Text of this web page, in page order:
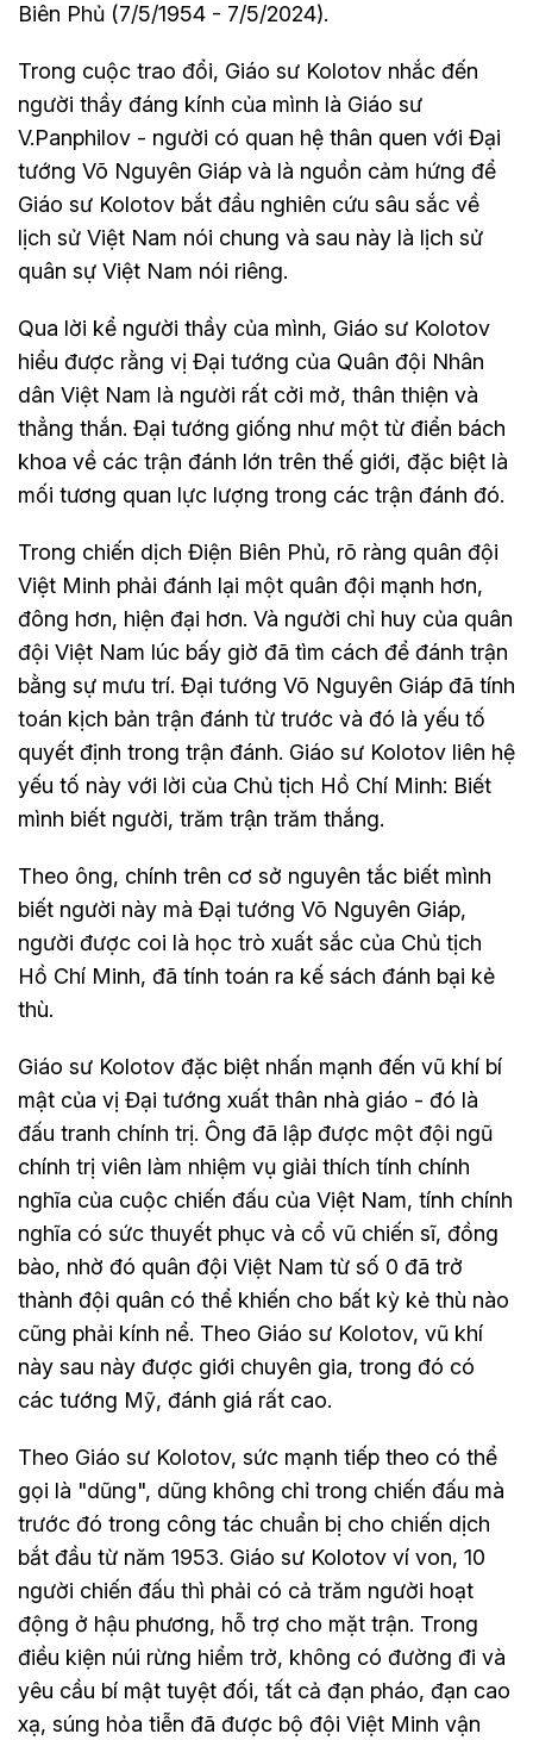
Biên Phủ (7/5/1954 - 7/5/2024).
Trong cuộc trao đổi, Giáo sư Kolotov nhắc đến
người thầy đáng kính của mình là Giáo sư
V.Panphilov - người có quan hệ thân quen với Đại
tướng Võ Nguyên Giáp và là nguồn cảm hứng để
Giáo sư Kolotov bắt đầu nghiên cứu sâu sắc về
lịch sử Việt Nam nói chung và sau này là lịch sử
quân sự Việt Nam nói riêng.
Qua lời kể người thầy của mình, Giáo sư Kolotov
hiểu được rằng vị Đại tướng của Quân đội Nhân
dân Việt Nam là người rất cởi mở, thân thiện và
thẳng thắn. Đại tướng giống như một từ điển bách
khoa về các trận đánh lớn trên thế giới, đặc biệt là
mối tương quan lực lượng trong các trận đánh đó.
Trong chiến dịch Điện Biên Phủ, rõ ràng quân đội
Việt Minh phải đánh lại một quân đội mạnh hơn,
đông hơn, hiện đại hơn. Và người chỉ huy của quân
đội Việt Nam lúc bấy giờ đã tìm cách để đánh trận
bằng sự mưu trí. Đại tướng Võ Nguyên Giáp đã tính
toán kịch bản trận đánh từ trước và đó là yếu tố
quyết định trong trận đánh. Giáo sư Kolotov liên hệ
yếu tố này với lời của Chủ tịch Hồ Chí Minh: Biết
mình biết người, trăm trận trăm thắng.
Theo ông, chính trên cơ sở nguyên tắc biết mình
biết người này mà Đại tướng Võ Nguyên Giáp,
người được coi là học trò xuất sắc của Chủ tịch
Hồ Chí Minh, đã tính toán ra kế sách đánh bại kẻ
thù.
Giáo sư Kolotov đặc biệt nhấn mạnh đến vũ khí bí
mật của vị Đại tướng xuất thân nhà giáo - đó là
đấu tranh chính trị. Ông đã lập được một đội ngũ
chính trị viên làm nhiệm vụ giải thích tính chính
nghĩa của cuộc chiến đấu của Việt Nam, tính chính
nghĩa có sức thuyết phục và cổ vũ chiến sĩ, đồng
bào, nhờ đó quân đội Việt Nam từ số 0 đã trở
thành đội quân có thể khiến cho bất kỳ kẻ thù nào
cũng phải kính nể. Theo Giáo sư Kolotov, vũ khí
này sau này được giới chuyên gia, trong đó có
các tướng Mỹ, đánh giá rất cao.
Theo Giáo sư Kolotov, sức mạnh tiếp theo có thể
gọi là "dũng", dũng không chỉ trong chiến đấu mà
trước đó trong công tác chuẩn bị cho chiến dịch
bắt đầu từ năm 1953. Giáo sư Kolotov ví von, 10
người chiến đấu thì phải có cả trăm người hoạt
động ở hậu phương, hỗ trợ cho mặt trận. Trong
điều kiện núi rừng hiểm trở, không có đường đi và
yêu cầu bí mật tuyệt đối, tất cả đạn pháo, đạn cao
xạ, súng hỏa tiễn đã được bộ đội Việt Minh vận